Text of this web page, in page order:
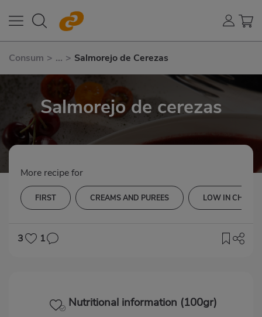
Consum > ... > Salmorejo de Cerezas
Salmorejo de cerezas
More recipe for
FIRST CREAMS AND PUREES LOW IN
3 1
Nutritional information (100gr)